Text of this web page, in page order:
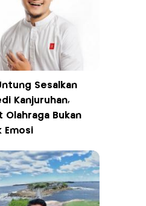
Sesalkan
Kanjuruhan,
Olahraga Bukan
Emosi